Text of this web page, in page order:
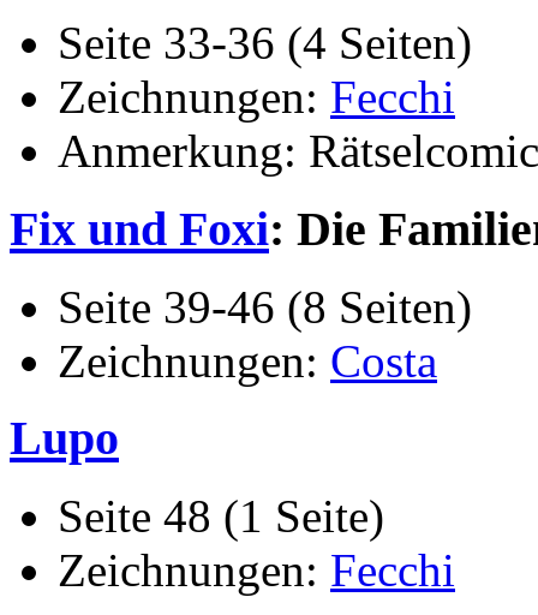
Seite 33-36 (4 Seiten)
Zeichnungen: Fecchi
Anmerkung:
Fix und Foxi: Die
Seite 39-46 (8 Seiten)
Zeichnungen: Costa
Lupo
Seite 48 (1 Seite)
Zeichnungen: Fecchi